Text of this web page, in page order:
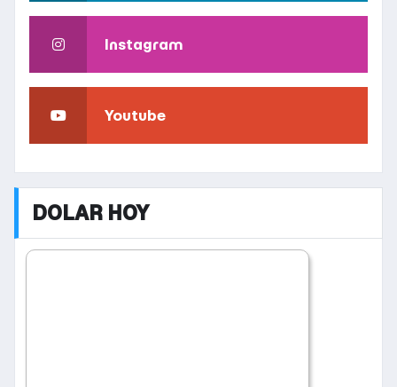
Instagram
Youtube
DOLAR HOY